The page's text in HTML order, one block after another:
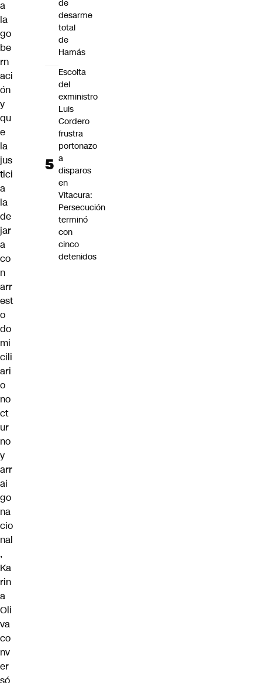
a
la
go
be
rn
aci
ón
y
qu
e
la
jus
tici
a
la
de
jar
a
co
n
arr
est
o
do
mi
cili
ari
o
no
ct
ur
no
y
arr
ai
go
na
cio
nal
,
Ka
rin
a
Oli
va
co
nv
er
só
de
desarme
total
de
Hamás
Escolta
del
exministro
Luis
Cordero
frustra
portonazo
a
disparos
en
Vitacura:
Persecución
terminó
con
cinco
detenidos